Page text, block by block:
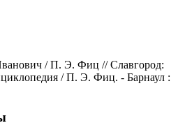
/ П. Э. Фиц // Славгород:
/ П. Э. Фиц. - Барнаул :